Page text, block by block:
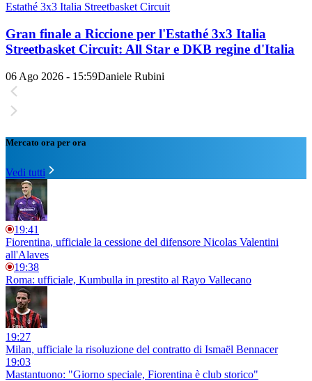
Estathé 3x3 Italia Streetbasket Circuit
Gran finale a Riccione per l'Estathé 3x3 Italia
Streetbasket Circuit: All Star e DKB regine d'Italia
06 Ago 2026 - 15:59Daniele Rubini
Mercato ora per ora
Vedi tutti
19:41
Fiorentina, ufficiale la cessione del difensore Nicolas Valentini
all'Alaves
19:38
Roma: ufficiale, Kumbulla in prestito al Rayo Vallecano
19:27
Milan, ufficiale la risoluzione del contratto di Ismaël Bennacer
19:03
Mastantuono: "Giorno speciale, Fiorentina è club storico"